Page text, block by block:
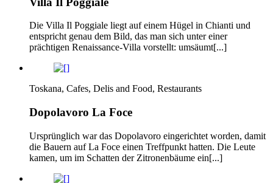
Die Villa Il Poggiale liegt auf einem Hügel in Chianti und
entspricht genau dem Bild, das man sich unter einer
prächtigen Renaissance-Villa vorstellt: umsäumt[...]
Toskana, Cafes, Delis and Food, Restaurants
Dopolavoro La Foce
Ursprünglich war das Dopolavoro eingerichtet worden, damit
die Bauern auf La Foce einen Treffpunkt hatten. Die Leute
kamen, um im Schatten der Zitronenbäume ein[...]